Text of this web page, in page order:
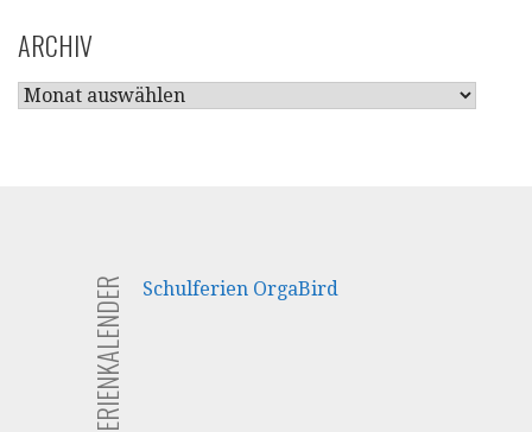
ARCHIV
ARCHIV
FERIENKALENDER Schulferien OrgaBird